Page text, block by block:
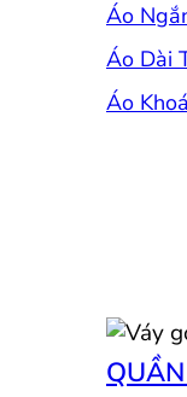
Áo
Áo Dài
Áo